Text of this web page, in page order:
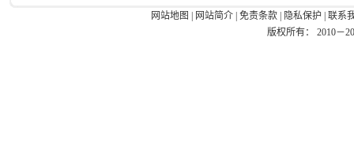
网站地图
网站简介 免责条款 隐私保护
联系
版权所有： 2010－